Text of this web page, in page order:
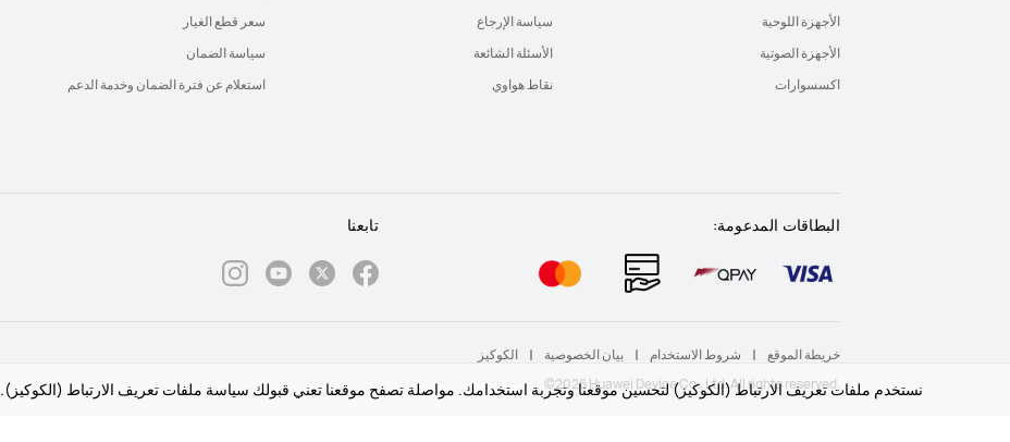
نستخدم ملفات تعريف الارتباط (الكوكيز) لتحسين موقعنا وتجربة استخدامك. مواصلة تصفح موقعنا تعني قبولك سياسة ملفات تعريف الارتباط (الكوكيز).
الأجهزة اللوحية
الأجهزة الصوتية
اكسسوارات
سياسة الإرجاع
الأسئلة الشائعة
نقاط هواوي
سعر قطع الغيار
سياسة الضمان
استعلام عن فترة الضمان وخدمة الدعم
البطاقات المدعومة: تابعنا
‎©2026 Huawei Device Co., Ltd. All rights reserved.‎
خريطة الموقع شروط الاستخدام بيان الخصوصية الكوكيز